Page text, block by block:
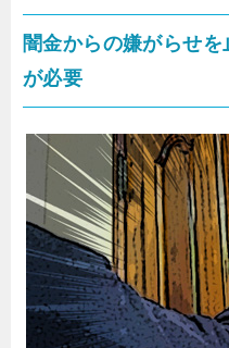
闇金からの嫌がらせ
が必要